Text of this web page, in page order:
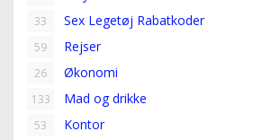
33 Sex Legetøj Rabatkoder
59 Rejser
26 Økonomi
133 Mad og drikke
53 Kontor